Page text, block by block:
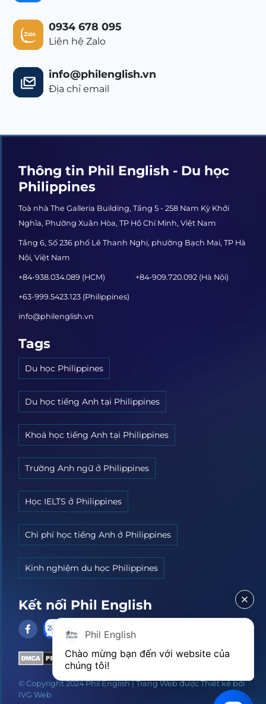
0934 678 095
Liên hệ Zalo
info@philenglish.vn
Địa chỉ email
Thông tin Phil English - Du học
Philippines
Toà nhà The Galleria Building, Tầng 5 - 258 Nam Kỳ Khởi
Nghĩa, Phường Xuân Hòa, TP Hồ Chí Minh, Việt Nam
Tầng 6, Số 236 phố Lê Thanh Nghị, phường Bạch Mai, TP Hà
Nội, Việt Nam
+84-938.034.089 (HCM) +84-909.720.092 (Hà Nội)
+63-999.5423.123 (Philippines)
info@philenglish.vn
Tags
Du học Philippines
Du học tiếng Anh tại Philippines
Khoá học tiếng Anh tại Philippines
Trường Anh ngữ ở Philippines
Học IELTS ở Philippines
Chi phí học tiếng Anh ở Philippines
Kinh nghiệm du học Philippines
Kết nối Phil English
© Copyright 2024Phil English|Trang Web được Thiết kế bởi
IVG Web
Phil English
Chào mừng bạn đến với website của
chúng tôi!